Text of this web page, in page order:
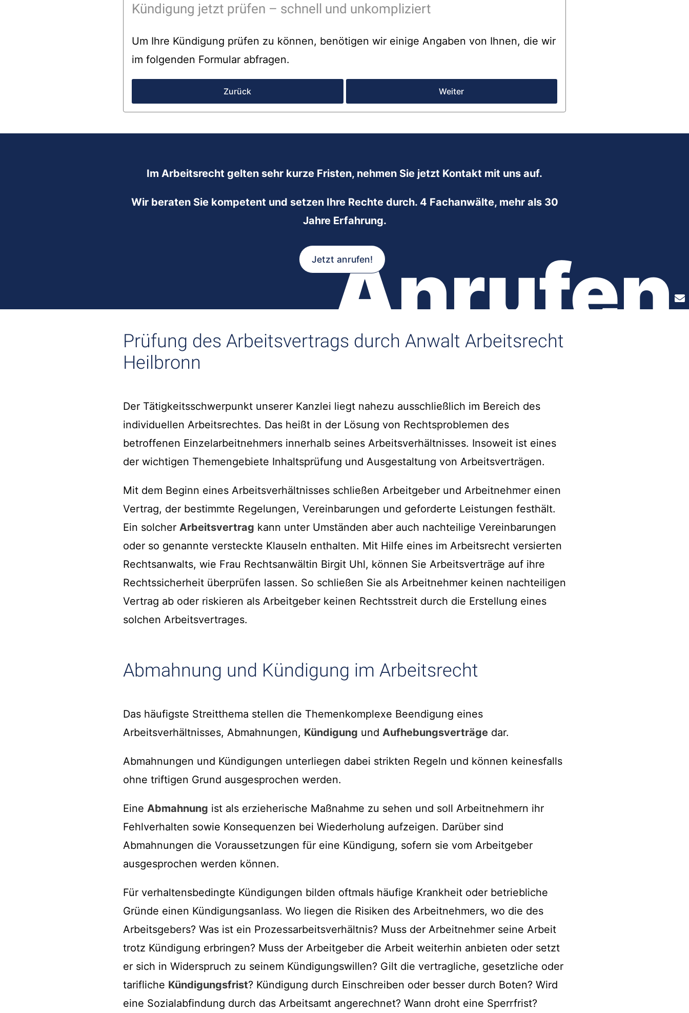
Kündigung jetzt prüfen – schnell und unkompliziert
Um Ihre Kündigung prüfen zu können, benötigen wir einige Angaben von Ihnen, die wir
im folgenden Formular abfragen.
Zurück Weiter
Im Arbeitsrecht gelten sehr kurze Fristen, nehmen Sie jetzt Kontakt mit uns auf.
Wir beraten Sie kompetent und setzen Ihre Rechte durch. 4 Fachanwälte, mehr als 30
Jahre Erfahrung.
Jetzt anrufen!
Anrufen
Prüfung des Arbeitsvertrags durch Anwalt Arbeitsrecht
Heilbronn
Der Tätigkeitsschwerpunkt unserer Kanzlei liegt nahezu ausschließlich im Bereich des
individuellen Arbeitsrechtes. Das heißt in der Lösung von Rechtsproblemen des
betroffenen Einzelarbeitnehmers innerhalb seines Arbeitsverhältnisses. Insoweit ist eines
der wichtigen Themengebiete Inhaltsprüfung und Ausgestaltung von Arbeitsverträgen.
Mit dem Beginn eines Arbeitsverhältnisses schließen Arbeitgeber und Arbeitnehmer einen
Vertrag, der bestimmte Regelungen, Vereinbarungen und geforderte Leistungen festhält.
Ein solcher Arbeitsvertrag kann unter Umständen aber auch nachteilige Vereinbarungen
oder so genannte versteckte Klauseln enthalten. Mit Hilfe eines im Arbeitsrecht versierten
Rechtsanwalts, wie Frau Rechtsanwältin Birgit Uhl, können Sie Arbeitsverträge auf ihre
Rechtssicherheit überprüfen lassen. So schließen Sie als Arbeitnehmer keinen nachteiligen
Vertrag ab oder riskieren als Arbeitgeber keinen Rechtsstreit durch die Erstellung eines
solchen Arbeitsvertrages.
Abmahnung und Kündigung im Arbeitsrecht
Das häufigste Streitthema stellen die Themenkomplexe Beendigung eines
Arbeitsverhältnisses, Abmahnungen, Kündigung und Aufhebungsverträge dar.
Abmahnungen und Kündigungen unterliegen dabei strikten Regeln und können keinesfalls
ohne triftigen Grund ausgesprochen werden.
Eine Abmahnung ist als erzieherische Maßnahme zu sehen und soll Arbeitnehmern ihr
Fehlverhalten sowie Konsequenzen bei Wiederholung aufzeigen. Darüber sind
Abmahnungen die Voraussetzungen für eine Kündigung, sofern sie vom Arbeitgeber
ausgesprochen werden können.
Für verhaltensbedingte Kündigungen bilden oftmals häufige Krankheit oder betriebliche
Gründe einen Kündigungsanlass. Wo liegen die Risiken des Arbeitnehmers, wo die des
Arbeitsgebers? Was ist ein Prozessarbeitsverhältnis? Muss der Arbeitnehmer seine Arbeit
trotz Kündigung erbringen? Muss der Arbeitgeber die Arbeit weiterhin anbieten oder setzt
er sich in Widerspruch zu seinem Kündigungswillen? Gilt die vertragliche, gesetzliche oder
tarifliche Kündigungsfrist? Kündigung durch Einschreiben oder besser durch Boten? Wird
eine Sozialabfindung durch das Arbeitsamt angerechnet? Wann droht eine Sperrfrist?